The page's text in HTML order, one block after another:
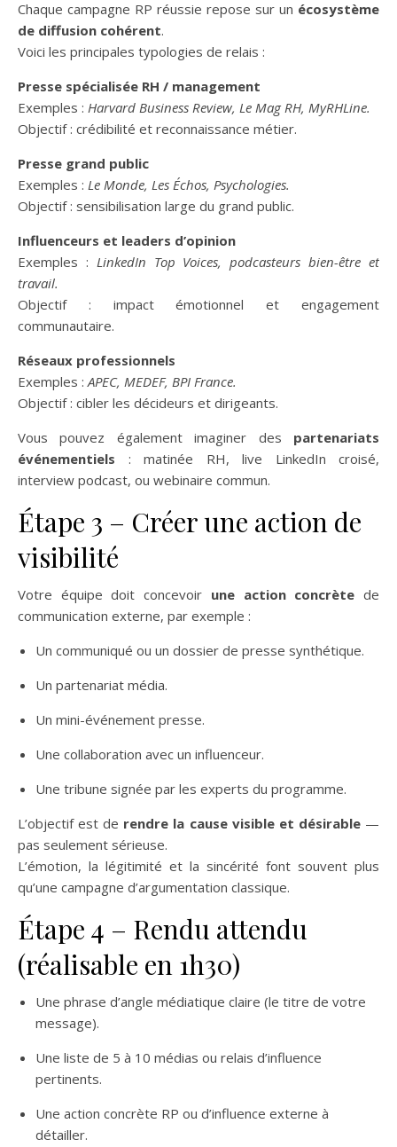
Chaque campagne RP réussie repose sur un écosystème
de diffusion cohérent.
Voici les principales typologies de relais :
Presse spécialisée RH / management
Exemples : Harvard Business Review, Le Mag RH, MyRHLine.
Objectif : crédibilité et reconnaissance métier.
Presse grand public
Exemples : Le Monde, Les Échos, Psychologies.
Objectif : sensibilisation large du grand public.
Influenceurs et leaders d’opinion
Exemples : LinkedIn Top Voices, podcasteurs bien-être et
travail.
Objectif : impact émotionnel et engagement
communautaire.
Réseaux professionnels
Exemples :APEC, MEDEF, BPI France.
Objectif : cibler les décideurs et dirigeants.
Vous pouvez également imaginer des partenariats
événementiels : matinée RH, live LinkedIn croisé,
interview podcast, ou webinaire commun.
Étape 3 – Créer une action de
visibilité
Votre équipe doit concevoir une action concrète de
communication externe, par exemple :
Un communiqué ou un dossier de presse synthétique.
Un partenariat média.
Un mini-événement presse.
Une collaboration avec un influenceur.
Une tribune signée par les experts du programme.
L’objectif est de rendre la cause visible et désirable—
pas seulement sérieuse.
L’émotion, la légitimité et la sincérité font souvent plus
qu’une campagne d’argumentation classique.
Étape 4 – Rendu attendu
(réalisable en 1h30)
Une phrase d’angle médiatique claire (le titre de votre
message).
Une liste de 5 à 10 médias ou relais d’influence
pertinents.
Une action concrète RP ou d’influence externe à
détailler.